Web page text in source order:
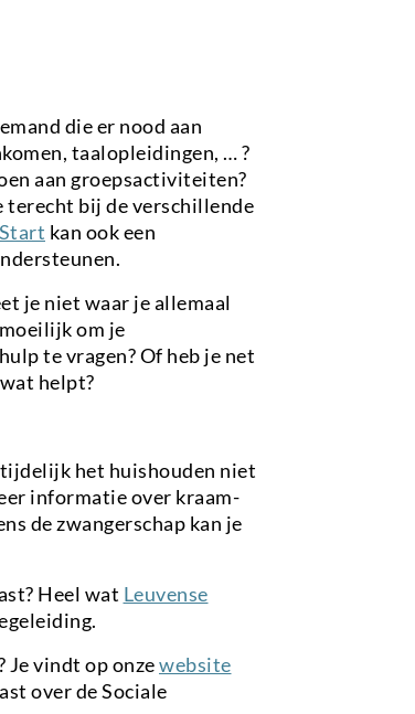
die er nood aan
taalopleidingen, … ?
aan groepsactiviteiten?
terecht bij de verschillende
kan ook een
je niet waar je allemaal
om je
te vragen? Of heb je net
helpt?
tijdelijk het huishouden niet
informatie over kraam-
de zwangerschap kan je
Heel wat Leuvense
Je vindt op onzewebsite
over de Sociale